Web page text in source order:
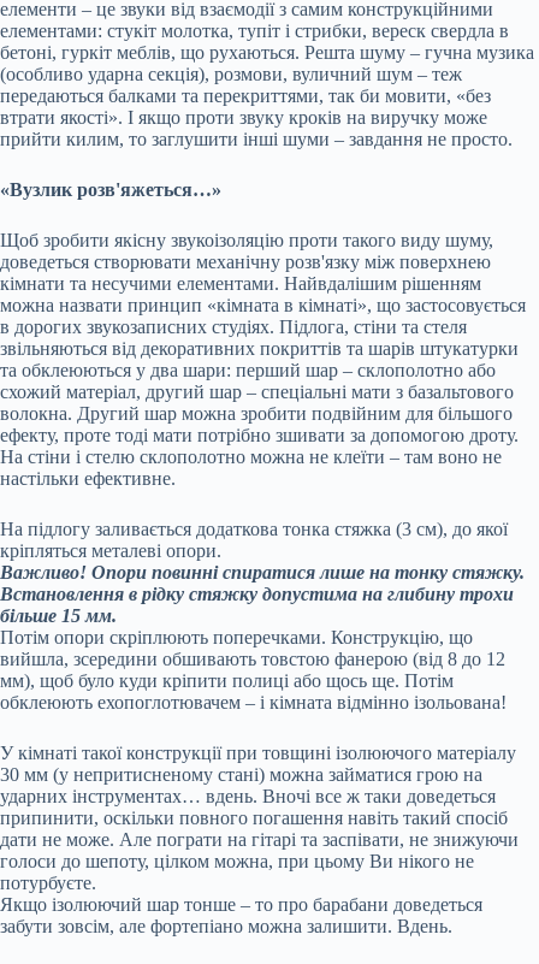
елементи – це звуки від взаємодії з самим конструкційними
елементами: стукіт молотка, тупіт і стрибки, вереск свердла в
бетоні, гуркіт меблів, що рухаються. Решта шуму – гучна музика
(особливо ударна секція), розмови, вуличний шум – теж
передаються балками та перекриттями, так би мовити, «без
втрати якості». І якщо проти звуку кроків на виручку може
прийти килим, то заглушити інші шуми – завдання не просто.
«Вузлик розв'яжеться…»
Щоб зробити якісну звукоізоляцію проти такого виду шуму,
доведеться створювати механічну розв'язку між поверхнею
кімнати та несучими елементами. Найвдалішим рішенням
можна назвати принцип «кімната в кімнаті», що застосовується
в дорогих звукозаписних студіях. Підлога, стіни та стеля
звільняються від декоративних покриттів та шарів штукатурки
та обклеюються у два шари: перший шар – склополотно або
схожий матеріал, другий шар – спеціальні мати з базальтового
волокна. Другий шар можна зробити подвійним для більшого
ефекту, проте тоді мати потрібно зшивати за допомогою дроту.
На стіни і стелю склополотно можна не клеїти – там воно не
настільки ефективне.
На підлогу заливається додаткова тонка стяжка (3 см), до якої
кріпляться металеві опори.
Важливо! Опори повинні спиратися лише на тонку стяжку.
Встановлення в рідку стяжку допустима на глибину трохи
більше 15 мм.
Потім опори скріплюють поперечками. Конструкцію, що
вийшла, зсередини обшивають товстою фанерою (від 8 до 12
мм), щоб було куди кріпити полиці або щось ще. Потім
обклеюють ехопоглотювачем – і кімната відмінно ізольована!
У кімнаті такої конструкції при товщині ізолюючого матеріалу
30 мм (у непритисненому стані) можна займатися грою на
ударних інструментах… вдень. Вночі все ж таки доведеться
припинити, оскільки повного погашення навіть такий спосіб
дати не може. Але пограти на гітарі та заспівати, не знижуючи
голоси до шепоту, цілком можна, при цьому Ви нікого не
потурбуєте.
Якщо ізолюючий шар тонше – то про барабани доведеться
забути зовсім, але фортепіано можна залишити. Вдень.